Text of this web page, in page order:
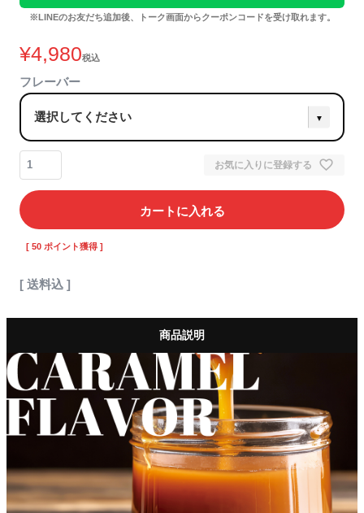
※LINEのお友だち追加後、トーク画面からクーポンコードを受け取れます。
¥4,980税込
フレーバー
お気に入りに登録する
カートに入れる
[ 50 ポイント獲得 ]
送料込
商品説明